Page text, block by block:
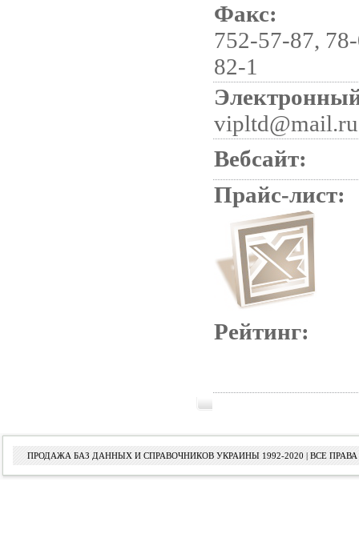
Факс:
752-57-87,
82-1
vipltd@mail.ru
Вебсайт:
Прайс-лист:
Рейтинг:
ПРОДАЖА БАЗ ДАННЫХ И СПРАВОЧНИКОВ УКРАИНЫ 1992-2020 | ВСЕ